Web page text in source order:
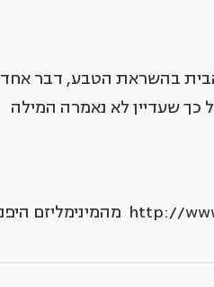
הבית בהשראת הטבע, דבר אחד
שעדיין לא נאמרה המילה